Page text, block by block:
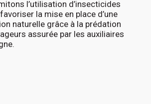
l’utilisation d’insecticides
la mise en place d’une
naturelle grâce à la prédation
assurée par les auxiliaires